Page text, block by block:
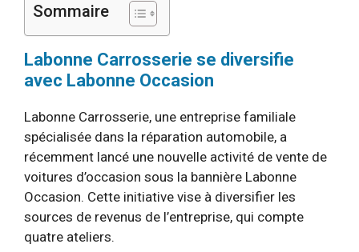
Sommaire
Labonne Carrosserie se diversifie
avec Labonne Occasion
Labonne Carrosserie, une entreprise familiale
spécialisée dans la réparation automobile, a
récemment lancé une nouvelle activité de vente de
voitures d’occasion sous la bannière Labonne
Occasion. Cette initiative vise à diversifier les
sources de revenus de l’entreprise, qui compte
quatre ateliers.